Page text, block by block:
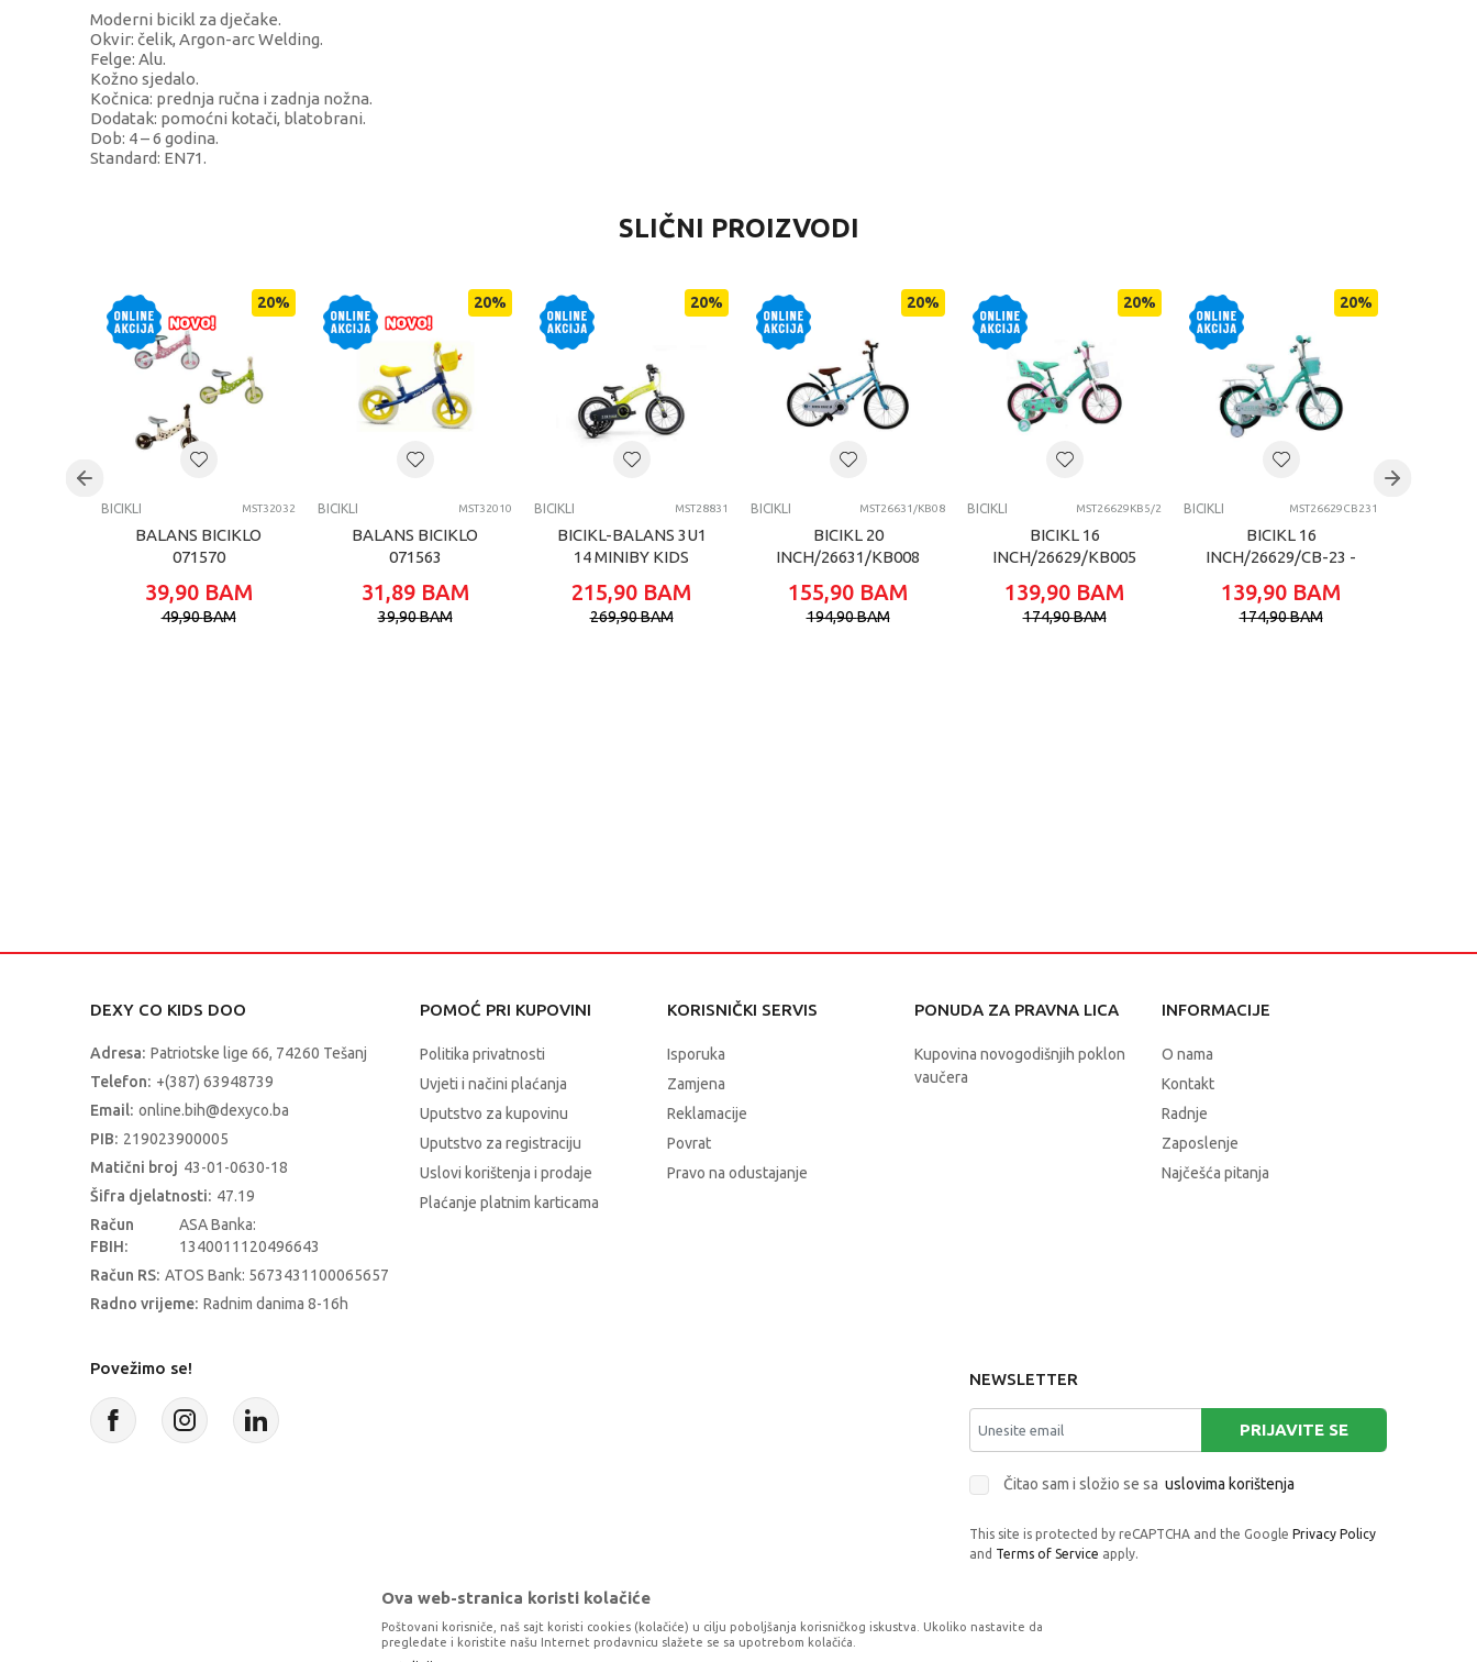
Moderni bicikl za dječake.
Okvir: čelik, Argon-arc Welding.
Felge: Alu.
Kožno sjedalo.
Kočnica: prednja ručna i zadnja nožna.
Dodatak: pomoćni kotači, blatobrani.
Dob: 4 – 6 godina.
Standard: EN71.
Bicikli
Težina specifikacija
Pol
4-6 G
Brend
SLIČNI PROIZVODI
20%
BICIKLI MST32032
BALANS BICIKLO
071570
39,90 BAM
49,90BAM
20%
BICIKLI MST32010
BALANS BICIKLO
071563
31,89 BAM
39,90BAM
20%
BICIKLI MST28831
BICIKL-BALANS 3U1
14 MINIBY KIDS
673344
215,90 BAM
269,90BAM
20%
BICIKLI MST26631/KB08
BICIKL 20
INCH/26631/KB008
155,90 BAM
194,90BAM
20%
BICIKLI MST26629KB5/2
BICIKL 16
INCH/26629/KB005
ZELENA
139,90 BAM
174,90BAM
20%
BICIKLI MST26629CB231
BICIKL 16
INCH/26629/CB-23 -
BIJELA
139,90 BAM
174,90BAM
DEXY CO KIDS DOO
Adresa: Patriotske lige 66, 74260 Tešanj
Telefon: +(387) 63948739
Email: online.bih@dexyco.ba
PIB: 219023900005
Matični broj 43-01-0630-18
Šifra djelatnosti: 47.19
Račun
FBIH:
ASA Banka:
1340011120496643
Račun RS: ATOS Bank: 5673431100065657
Radno vrijeme: Radnim danima 8-16h
POMOĆ PRI KUPOVINI
Politika privatnosti
Uvjeti i načini plaćanja
Uputstvo za kupovinu
Uputstvo za registraciju
Uslovi korištenja i prodaje
Plaćanje platnim karticama
KORISNIČKI SERVIS
Isporuka
Zamjena
Reklamacije
Povrat
Pravo na odustajanje
PONUDA ZA PRAVNA LICA
Kupovina novogodišnjih poklon
vaučera
INFORMACIJE
O nama
Kontakt
Radnje
Zaposlenje
Najčešća pitanja
Povežimo se!
NEWSLETTER
PRIJAVITE SE
Čitao sam i složio se sa uslovima korištenja
This site is protected by reCAPTCHA and the Google Privacy Policy
and Terms of Service apply.
Ova web-stranica koristi kolačiće
Poštovani korisniče, naš sajt koristi cookies (kolačiće) u cilju poboljšanja korisničkog iskustva. Ukoliko nastavite da
pregledate i koristite našu Internet prodavnicu slažete se sa upotrebom kolačića.